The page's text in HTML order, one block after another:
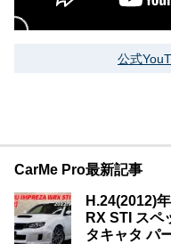
公式
CarMe Pro最新記事
H.24(2012)
RX STI スペ
タキャタ パ